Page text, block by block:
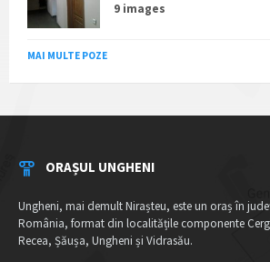
9 images
MAI MULTE POZE
ORAȘUL UNGHENI
Ungheni, mai demult Nirașteu, este un oraș în
România, format din localitățile componente
Recea, Șăușa, Ungheni și Vidrasău.